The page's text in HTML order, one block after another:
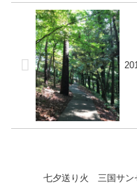
七夕送り火 三国サン